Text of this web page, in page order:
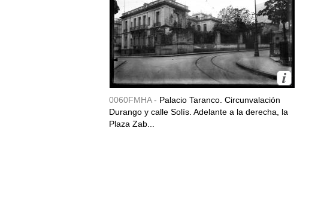
0060FMHA - Palacio Taranco. Circunvalación
Durango y calle Solís. Adelante a la derecha, la
Plaza Zab...